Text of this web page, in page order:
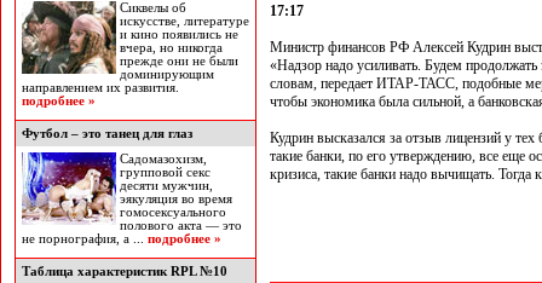
Сиквелы об
искусстве, литературе
и кино появились не
вчера, но никогда
прежде они не были
доминирующим
направлением их развития.
подробнее »
Футбол – это танец для глаз
Садомазохизм,
групповой секс
десяти мужчин,
эякуляция во время
гомосексуального
полового акта — это
не порнография, а ... подробнее »
Таблица характеристик RPL №10
17:17
Министр финансов РФ Алексей Кудрин
«Надзор надо усиливать. Будем
словам, передает ИТАР-ТАСС, подобные
чтобы экономика была сильной, а
Кудрин высказался за отзыв лицензий у
такие банки, по его утверждению, все еще
кризиса, такие банки надо вычищать. Тогда